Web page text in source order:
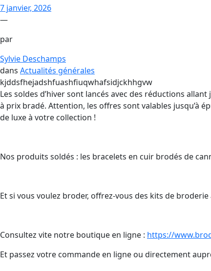
7 janvier, 2026
—
par
Sylvie Deschamps
dans Actualités générales
kjddsfhejadshfuashfiuqwhafsidjckhhgvw
Les soldes d’hiver sont lancés avec des réductions
à prix bradé. Attention, les offres sont valables jusqu’à
de luxe à votre collection !
Nos produits soldés : les bracelets en cuir brodés de
Et si vous voulez broder, offrez-vous des kits de broderie
Consultez vite notre boutique en ligne : https://
Et passez votre commande en ligne ou directement